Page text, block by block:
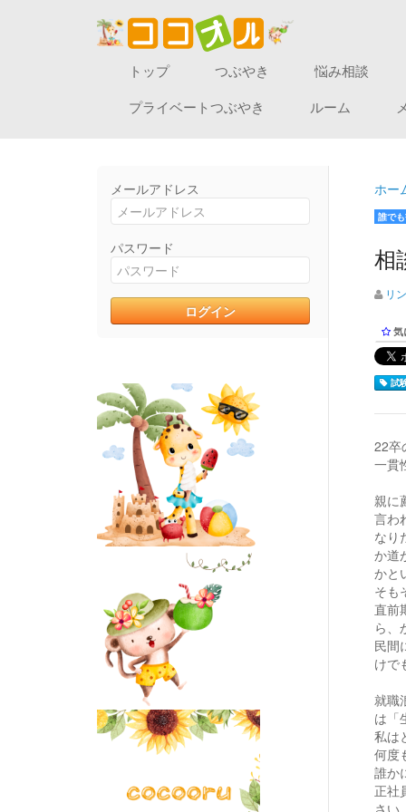
トップ つぶやき
悩み相談
プライベートつぶやき
ルーム
メールアドレス
パスワード
ホー
誰で
相
リ
気
試
22卒
一貫
親に
言わ
なり
か道
かと
そも
直前
ら、
民間
けで
就職
は「
私は
何度
誰か
正社
さい